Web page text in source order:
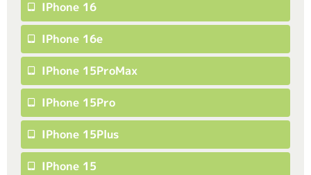
IPhone 16
IPhone 16e
IPhone 15ProMax
IPhone 15Pro
IPhone 15Plus
IPhone 15